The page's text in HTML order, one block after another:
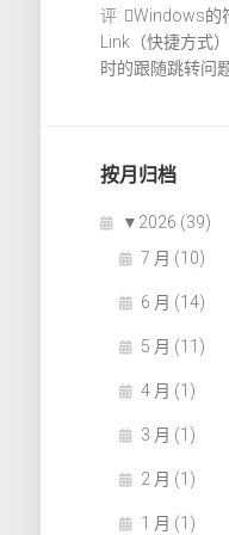
评:
Windows的
Link（快捷方式
时的跟随跳转问
按月归档
▼ 2026 (39)
7 月 (10)
6 月 (14)
5 月 (11)
4 月 (1)
3 月 (1)
2 月 (1)
1 月 (1)